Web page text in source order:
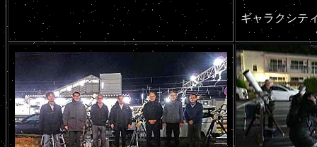
ギャラクシテ